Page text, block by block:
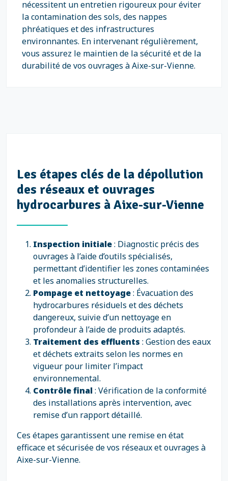
nécessitent un entretien rigoureux pour éviter
la contamination des sols, des nappes
phréatiques et des infrastructures
environnantes. En intervenant régulièrement,
vous assurez le maintien de la sécurité et de la
durabilité de vos ouvrages à Aixe-sur-Vienne.
Les étapes clés de la dépollution
des réseaux et ouvrages
hydrocarbures à Aixe-sur-Vienne
Inspection initiale: Diagnostic précis des
ouvrages à l’aide d’outils spécialisés,
permettant d’identifier les zones contaminées
et les anomalies structurelles.
Pompage et nettoyage: Évacuation des
hydrocarbures résiduels et des déchets
dangereux, suivie d’un nettoyage en
profondeur à l’aide de produits adaptés.
Traitement des effluents : Gestion des eaux
et déchets extraits selon les normes en
vigueur pour limiter l’impact
environnemental.
Contrôle final: Vérification de la conformité
des installations après intervention, avec
remise d’un rapport détaillé.
Ces étapes garantissent une remise en état
efficace et sécurisée de vos réseaux et ouvrages à
Aixe-sur-Vienne.